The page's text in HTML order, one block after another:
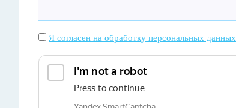
Я согласен на обработку персональных данных